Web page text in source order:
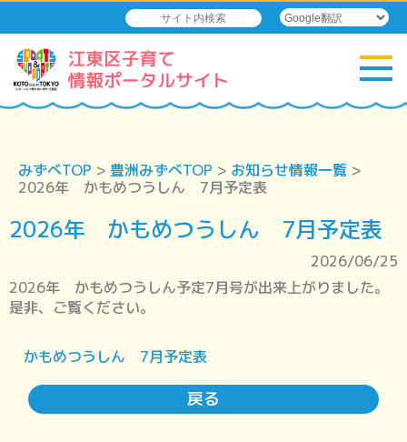
みずべTOP > 豊洲みずべTOP > お知らせ情報一覧 >
2026年 かもめつうしん 7月予定表
2026年 かもめつうしん 7月予定表
2026/06/25
2026年 かもめつうしん予定7月号が出来上がりました。
是非、ご覧ください。
かもめつうしん 7月予定表
戻る